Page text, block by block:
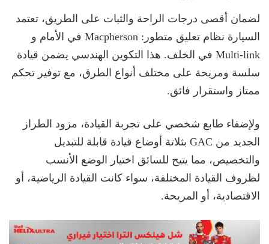
لضمان أقصى درجات الراحة والثبات على الطريق، تعتمد
السيارة نظام تعليق متطور: Macpherson في الأمام و
Multi-link في الخلف. هذا التكوين الهندسي يضمن قيادة
سلسة ومريحة على مختلف أنواع الطرق، مع توفير تحكم
ممتاز واستقرار فائق.
ولإضفاء طابع شخصي على تجربة القيادة، مزود الطراز
الجديد من GAC بثلاتة أوضاع قيادة قابلة للتبديل
والتخصيص، مما يتيح للسائق اختيار الوضع الأنسب
لظروف القيادة المختلفة، سواء كانت القيادة الرياضية، أو
الاقتصادية، أو المريحة.